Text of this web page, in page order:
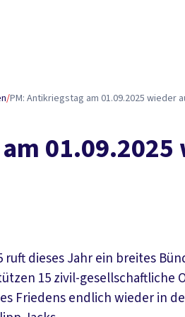
/PM: Antikriegstag am 01.09.2025 wieder
dieses Jahr ein breites
15 zivil-gesellschaftliche
Friedens endlich wieder in